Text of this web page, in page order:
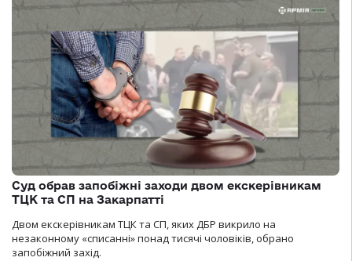
Суд обрав запобіжні заходи двом екскерівникам
ТЦК та СП на Закарпатті
Двом екскерівникам ТЦК та СП, яких ДБР викрило на
незаконному «списанні» понад тисячі чоловіків, обрано
запобіжний захід.